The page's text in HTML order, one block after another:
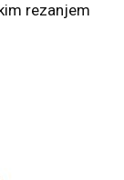
rezanjem